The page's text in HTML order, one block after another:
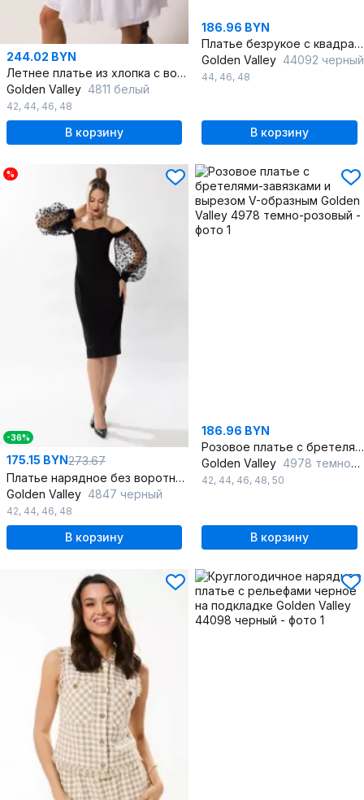
244.02 BYN
Летнее платье из хлопка с воланом и воротником-стойкой
Golden Valley 4811 белый
42, 44, 46, 48
В корзину
186.96 BYN
Платье безрукое с квадратным вырезом и подкладкой
Golden Valley 44092 черный
44, 46, 48
В корзину
%
-36%
175.15 BYN273.67
Платье нарядное без воротника с рельефами и подкладкой
Golden Valley 4847 черный
42, 44, 46, 48
В корзину
186.96 BYN
Розовое платье с бретелями-завязками и вырезом V-образным
Golden Valley 4978 темно-розовый
42, 44, 46, 48, 50
В корзину